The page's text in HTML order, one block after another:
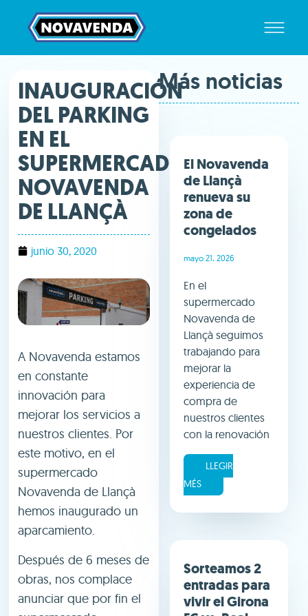
INAUGURACIÓN
DEL PARKING
EN EL
SUPERMERCADO
NOVAVENDA
DE LLANÇÀ
junio 30, 2020
A Novavenda estamos
en constante
innovación para
mejorar los servicios a
nuestros clientes. Por
este motivo, en el
supermercado
Novavenda de Llançà
hemos inaugurado un
aparcamiento.
Después de 6 meses de
obras, nos complace
anunciar que por fin el
Más noticias
El Novavenda
de Llançà
renueva su
zona de
congelados
mayo 21, 2026
En el
supermercado
Novavenda de
Llançà seguimos
trabajando para
mejorar la
experiencia de
compra de
nuestros clientes
con la renovación
LLEGIR
MÉS
Sorteamos 2
entradas para
vivir el Girona